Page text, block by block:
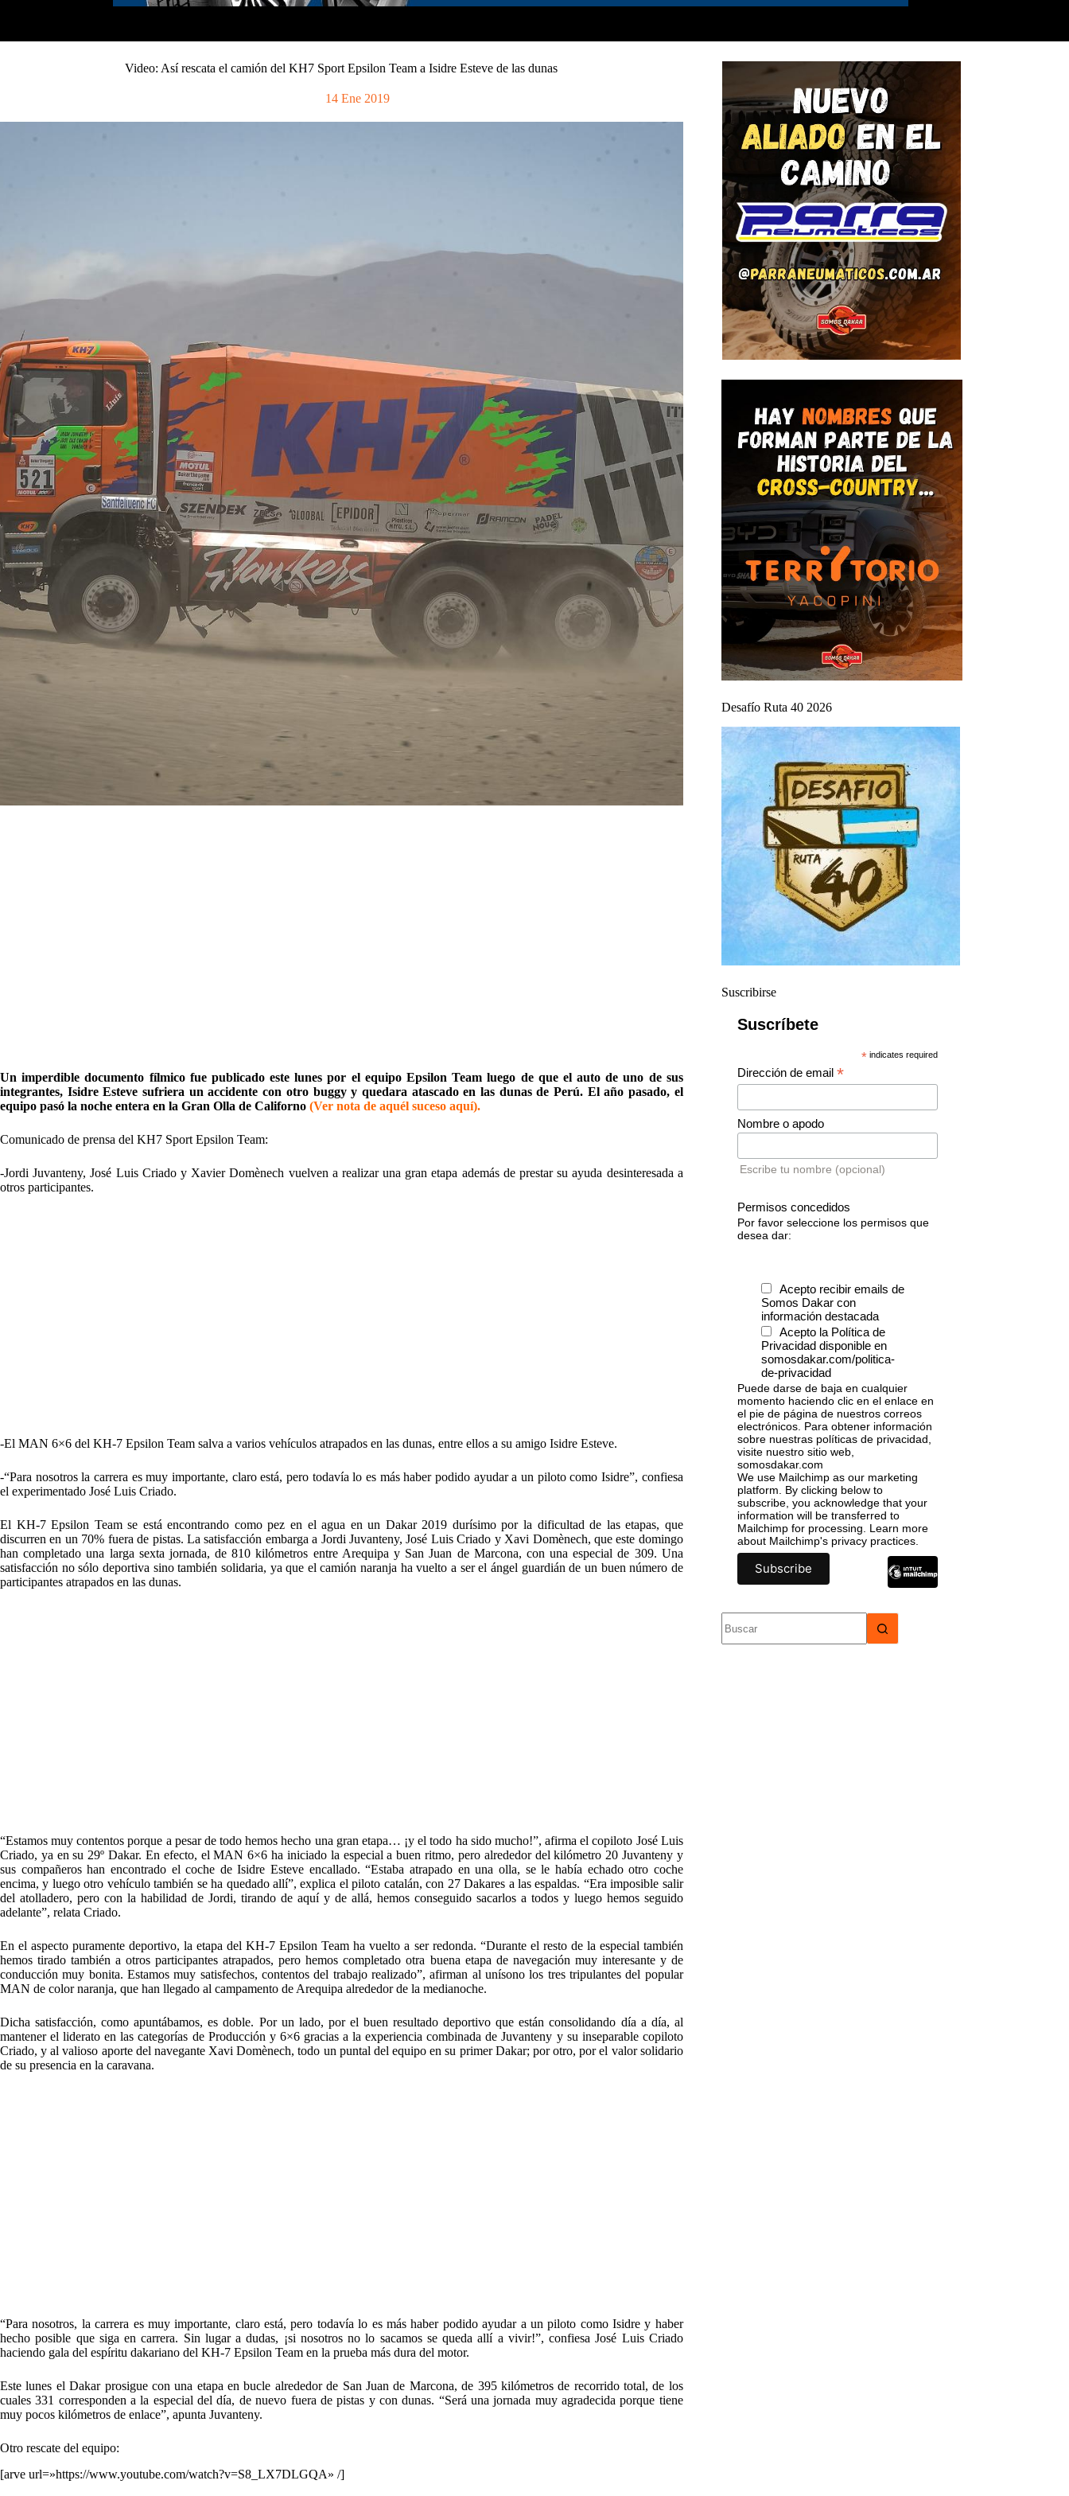
Video: Así rescata el camión del KH7 Sport Epsilon Team a Isidre Esteve de las dunas
14 Ene 2019
Un imperdible documento fílmico fue publicado este lunes por el equipo Epsilon Team luego de que el auto de uno de sus
integrantes, Isidre Esteve sufriera un accidente con otro buggy y quedara atascado en las dunas de Perú. El año pasado, el
equipo pasó la noche entera en la Gran Olla de Californo (Ver nota de aquél suceso aquí).
Comunicado de prensa del KH7 Sport Epsilon Team:
-Jordi Juvanteny, José Luis Criado y Xavier Domènech vuelven a realizar una gran etapa además de prestar su ayuda desinteresada a
otros participantes.
-El MAN 6×6 del KH-7 Epsilon Team salva a varios vehículos atrapados en las dunas, entre ellos a su amigo Isidre Esteve.
-“Para nosotros la carrera es muy importante, claro está, pero todavía lo es más haber podido ayudar a un piloto como Isidre”, confiesa
el experimentado José Luis Criado.
El KH-7 Epsilon Team se está encontrando como pez en el agua en un Dakar 2019 durísimo por la dificultad de las etapas, que
discurren en un 70% fuera de pistas. La satisfacción embarga a Jordi Juvanteny, José Luis Criado y Xavi Domènech, que este domingo
han completado una larga sexta jornada, de 810 kilómetros entre Arequipa y San Juan de Marcona, con una especial de 309. Una
satisfacción no sólo deportiva sino también solidaria, ya que el camión naranja ha vuelto a ser el ángel guardián de un buen número de
participantes atrapados en las dunas.
“Estamos muy contentos porque a pesar de todo hemos hecho una gran etapa… ¡y el todo ha sido mucho!”, afirma el copiloto José Luis
Criado, ya en su 29º Dakar. En efecto, el MAN 6×6 ha iniciado la especial a buen ritmo, pero alrededor del kilómetro 20 Juvanteny y
sus compañeros han encontrado el coche de Isidre Esteve encallado. “Estaba atrapado en una olla, se le había echado otro coche
encima, y luego otro vehículo también se ha quedado allí”, explica el piloto catalán, con 27 Dakares a las espaldas. “Era imposible salir
del atolladero, pero con la habilidad de Jordi, tirando de aquí y de allá, hemos conseguido sacarlos a todos y luego hemos seguido
adelante”, relata Criado.
En el aspecto puramente deportivo, la etapa del KH-7 Epsilon Team ha vuelto a ser redonda. “Durante el resto de la especial también
hemos tirado también a otros participantes atrapados, pero hemos completado otra buena etapa de navegación muy interesante y de
conducción muy bonita. Estamos muy satisfechos, contentos del trabajo realizado”, afirman al unísono los tres tripulantes del popular
MAN de color naranja, que han llegado al campamento de Arequipa alrededor de la medianoche.
Dicha satisfacción, como apuntábamos, es doble. Por un lado, por el buen resultado deportivo que están consolidando día a día, al
mantener el liderato en las categorías de Producción y 6×6 gracias a la experiencia combinada de Juvanteny y su inseparable copiloto
Criado, y al valioso aporte del navegante Xavi Domènech, todo un puntal del equipo en su primer Dakar; por otro, por el valor solidario
de su presencia en la caravana.
“Para nosotros, la carrera es muy importante, claro está, pero todavía lo es más haber podido ayudar a un piloto como Isidre y haber
hecho posible que siga en carrera. Sin lugar a dudas, ¡si nosotros no lo sacamos se queda allí a vivir!”, confiesa José Luis Criado
haciendo gala del espíritu dakariano del KH-7 Epsilon Team en la prueba más dura del motor.
Este lunes el Dakar prosigue con una etapa en bucle alrededor de San Juan de Marcona, de 395 kilómetros de recorrido total, de los
cuales 331 corresponden a la especial del día, de nuevo fuera de pistas y con dunas. “Será una jornada muy agradecida porque tiene
muy pocos kilómetros de enlace”, apunta Juvanteny.
Otro rescate del equipo:
[arve url=»https://www.youtube.com/watch?v=S8_LX7DLGQA» /]
Desafío Ruta 40 2026
Suscribirse
Suscríbete
* indicates required
Dirección de email*
Nombre o apodo
Escribe tu nombre (opcional)
Permisos concedidos
Por favor seleccione los permisos que
desea dar:
Acepto recibir emails de
Somos Dakar con
información destacada
Acepto la Política de
Privacidad disponible en
somosdakar.com/politica-
de-privacidad
Puede darse de baja en cualquier
momento haciendo clic en el enlace en
el pie de página de nuestros correos
electrónicos. Para obtener información
sobre nuestras políticas de privacidad,
visite nuestro sitio web,
somosdakar.com
We use Mailchimp as our marketing
platform. By clicking below to
subscribe, you acknowledge that your
information will be transferred to
Mailchimp for processing. Learn more
about Mailchimp's privacy practices.